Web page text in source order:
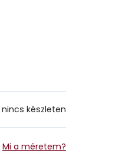
készleten
Mi a méretem?